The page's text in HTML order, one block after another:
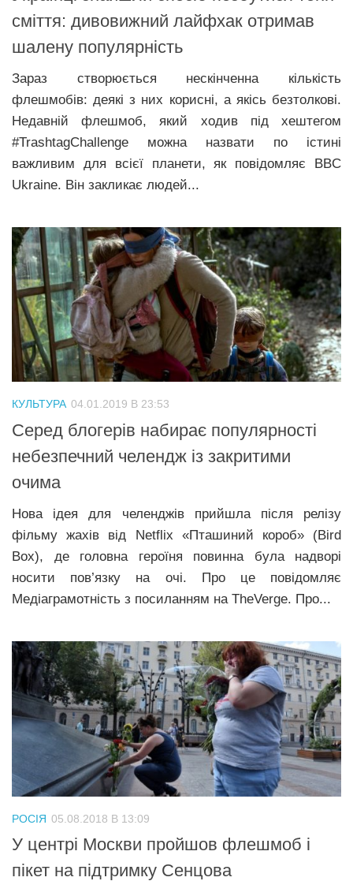
сміття: дивовижний лайфхак отримав
шалену популярність
Зараз створюється нескінченна кількість
флешмобів: деякі з них корисні, а якісь безтолкові.
Недавній флешмоб, який ходив під хештегом
#TrashtagChallenge можна назвати по істині
важливим для всієї планети, як повідомляє BBC
Ukraine. Він закликає людей...
КУЛЬТУРА 04.01.2019 В 23:53
Серед блогерів набирає популярності
небезпечний челендж із закритими
очима
Нова ідея для челенджів прийшла після релізу
фільму жахів від Netflix «Пташиний короб» (Bird
Box), де головна героїня повинна була надворі
носити пов’язку на очі. Про це повідомляє
Медіаграмотність з посиланням на TheVerge. Про...
РОСІЯ 05.08.2018 В 13:09
У центрі Москви пройшов флешмоб і
пікет на підтримку Сенцова